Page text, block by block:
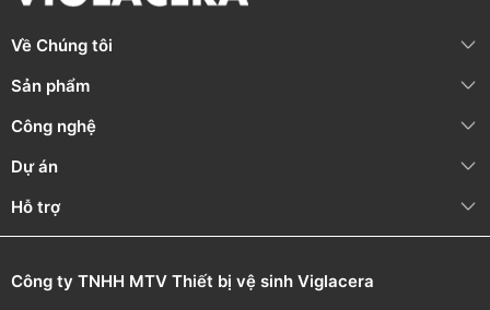
Về Chúng tôi
Sản phẩm
Công nghệ
Dự án
Hỗ trợ
Công ty TNHH MTV Thiết bị vệ sinh Viglacera